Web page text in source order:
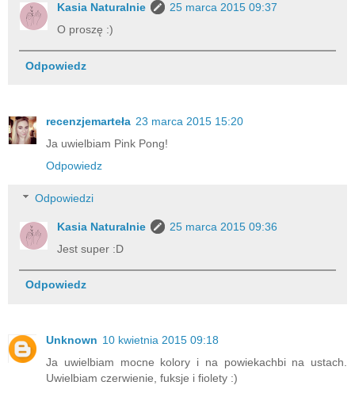
Kasia Naturalnie
25 marca 2015 09:37
O proszę :)
Odpowiedz
recenzjemarteła 23 marca 2015 15:20
Ja uwielbiam Pink Pong!
Odpowiedz
Odpowiedzi
Kasia Naturalnie
25 marca 2015 09:36
Jest super :D
Odpowiedz
Unknown 10 kwietnia 2015 09:18
Ja uwielbiam mocne kolory i na powiekachbi na ustach.
Uwielbiam czerwienie, fuksje i fiolety :)